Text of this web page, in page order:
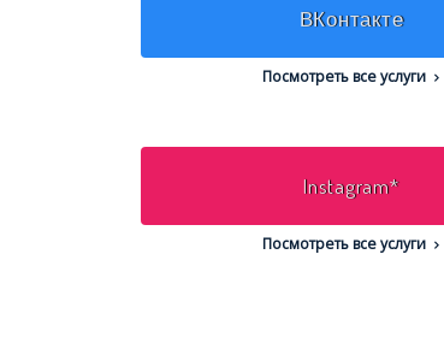
ВКонтакте
Посмотреть все услуги
Instagram*
Посмотреть все услуги